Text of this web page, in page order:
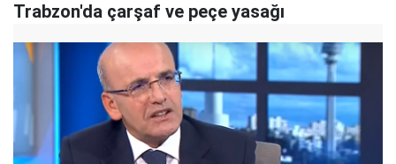
Trabzon'da çarşaf ve peçe yasağı